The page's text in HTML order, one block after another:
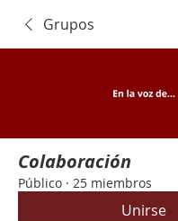
Grupos
Colaboración
Público · 25 miembros
Unirse